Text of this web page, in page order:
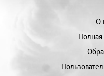
О
Полная